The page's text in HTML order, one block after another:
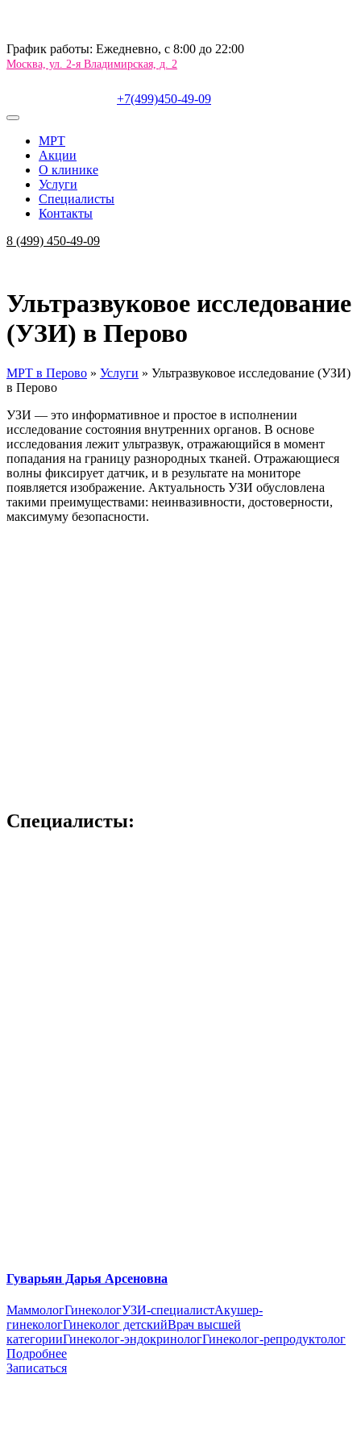
График работы: Ежедневно, c 8:00 до 22:00
Москва, ул. 2-я Владимирская, д. 2
+7(499)450-49-09
МРТ
Акции
О клинике
Услуги
Специалисты
Контакты
8 (499) 450-49-09
Ультразвуковое исследование
(УЗИ) в Перово
МРТ в Перово » Услуги » Ультразвуковое исследование (УЗИ)
в Перово
УЗИ — это информативное и простое в исполнении
исследование состояния внутренних органов. В основе
исследования лежит ультразвук, отражающийся в момент
попадания на границу разнородных тканей. Отражающиеся
волны фиксирует датчик, и в результате на мониторе
появляется изображение. Актуальность УЗИ обусловлена
такими преимуществами: неинвазивности, достоверности,
максимуму безопасности.
Специалисты:
Гуварьян Дарья Арсеновна
МаммологГинекологУЗИ-специалистАкушер-
гинекологГинеколог детскийВрач высшей
категорииГинеколог-эндокринологГинеколог-репродуктолог
Подробнее
Записаться